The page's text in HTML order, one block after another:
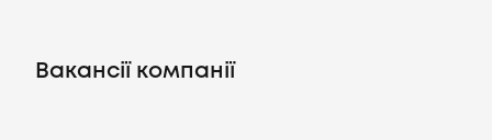
CV генератор
Вакансії компанії